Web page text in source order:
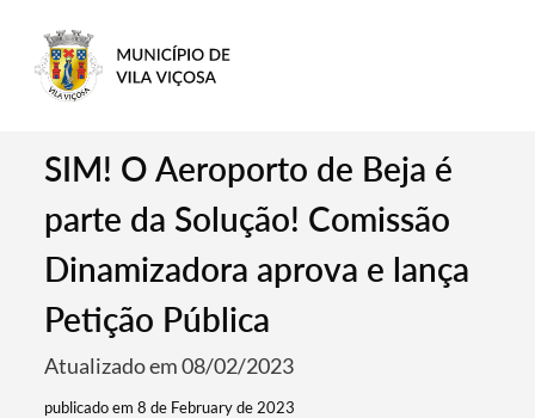
SIM! O Aeroporto de Beja é
parte da Solução! Comissão
Dinamizadora aprova e lança
Petição Pública
Atualizado em 08/02/2023
publicado em 8 de February de 2023